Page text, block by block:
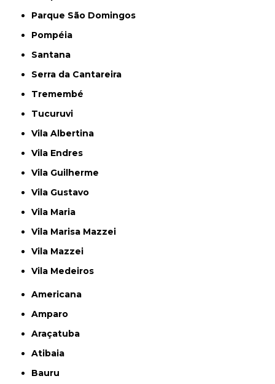
Parque São Domingos
Pompéia
Santana
Serra da Cantareira
Tremembé
Tucuruvi
Vila Albertina
Vila Endres
Vila Guilherme
Vila Gustavo
Vila Maria
Vila Marisa Mazzei
Vila Mazzei
Vila Medeiros
Americana
Amparo
Araçatuba
Atibaia
Bauru